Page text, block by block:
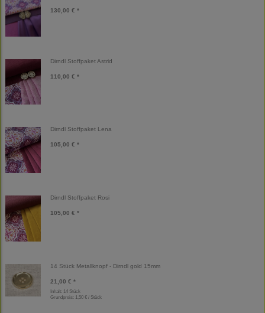
130,00 € *
Dirndl Stoffpaket Astrid
110,00 € *
Dirndl Stoffpaket Lena
105,00 € *
Dirndl Stoffpaket Rosi
105,00 € *
14 Stück Metallknopf - Dirndl gold 15mm
21,00 € *
Inhalt: 14 Stück
Grundpreis: 1,50 € / Stück